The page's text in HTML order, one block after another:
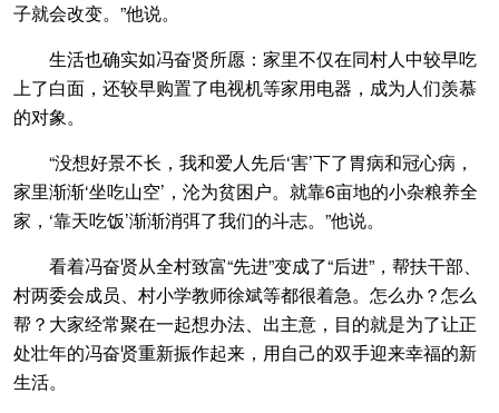
子就会改变。”他说。
生活也确实如冯奋贤所愿：家里不仅在同村人中较早吃
上了白面，还较早购置了电视机等家用电器，成为人们羡慕
的对象。
“没想好景不长，我和爱人先后‘害’下了胃病和冠心病，
家里渐渐‘坐吃山空’，沦为贫困户。就靠6亩地的小杂粮养全
家，‘靠天吃饭’渐渐消弭了我们的斗志。”他说。
看着冯奋贤从全村致富“先进”变成了“后进”，帮扶干部、
村两委会成员、村小学教师徐斌等都很着急。怎么办？怎么
帮？大家经常聚在一起想办法、出主意，目的就是为了让正
处壮年的冯奋贤重新振作起来，用自己的双手迎来幸福的新
生活。